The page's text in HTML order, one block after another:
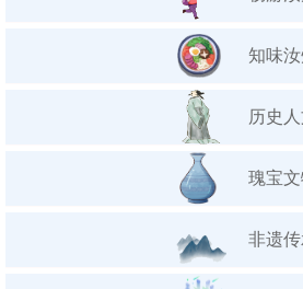
知味汝
历史
瑰宝
非遗